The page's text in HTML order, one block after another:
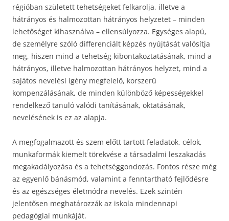
régióban született tehetségeket felkarolja, illetve a
hátrányos és halmozottan hátrányos helyzetet – minden
lehetőséget kihasználva – ellensúlyozza. Egységes alapú,
de személyre szóló differenciált képzés nyújtását valósítja
meg, hiszen mind a tehetség kibontakoztatásának, mind a
hátrányos, illetve halmozottan hátrányos helyzet, mind a
sajátos nevelési igény megfelelő, korszerű
kompenzálásának, de minden különböző képességekkel
rendelkező tanuló valódi tanításának, oktatásának,
nevelésének is ez az alapja.
A megfogalmazott és szem előtt tartott feladatok, célok,
munkaformák kiemelt törekvése a társadalmi leszakadás
megakadályozása és a tehetséggondozás. Fontos része még
az egyenlő bánásmód, valamint a fenntartható fejlődésre
és az egészséges életmódra nevelés. Ezek szintén
jelentősen meghatározzák az iskola mindennapi
pedagógiai munkáját.